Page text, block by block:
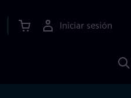
Iniciar sesión